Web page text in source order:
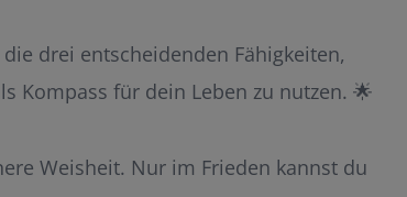
drei entscheidenden Fähigkeiten,
Kompass für dein Leben zu nutzen. 🌟
Weisheit. Nur im Frieden kannst du